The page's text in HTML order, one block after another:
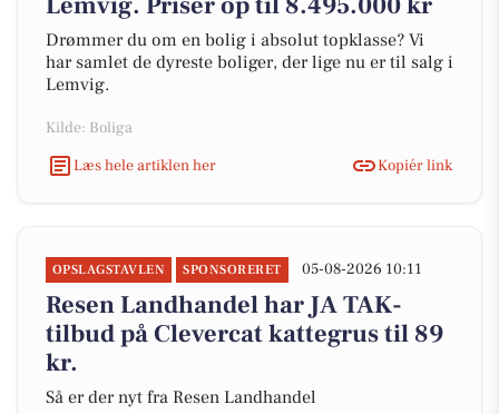
Drømmer du om en bolig i absolut topklasse? Vi
har samlet de dyreste boliger, der lige nu er til salg i
Lemvig.
Kilde: Boliga
Læs hele artiklen her
Kopiér link
OPSLAGSTAVLEN SPONSORERET 05-08-2026 10:11
Resen Landhandel har JA TAK-
tilbud på Clevercat kattegrus til 89
kr.
Så er der nyt fra Resen Landhandel